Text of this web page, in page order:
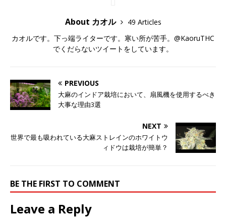
About カオル
49 Articles
カオルです。下っ端ライターです。寒い所が苦手。@KaoruTHC
でくだらないツイートをしています。
PREVIOUS
大麻のインドア栽培において、扇風機を使用するべき
大事な理由3選
NEXT
世界で最も吸われている大麻ストレインのホワイトウ
ィドウは栽培が簡単？
BE THE FIRST TO COMMENT
Leave a Reply